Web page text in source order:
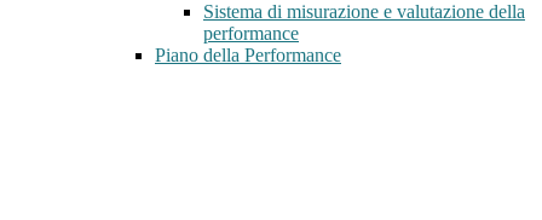
Sistema di misurazione e valutazione della
performance
Piano della Performance